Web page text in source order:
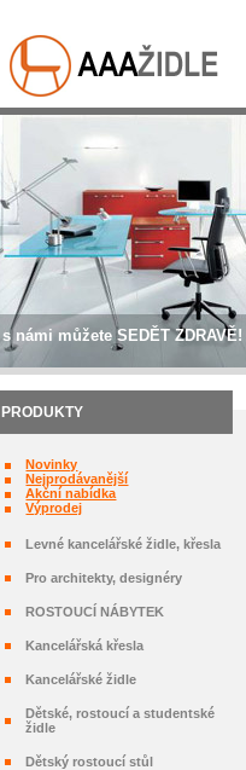
s námi můžete SEDĚT ZDRAVĚ!
PRODUKTY
Novinky
Nejprodávanější
Akční nabídka
Výprodej
Levné kancelářské židle, křesla
Pro architekty, designéry
ROSTOUCÍ NÁBYTEK
Kancelářská křesla
Kancelářské židle
Dětské, rostoucí a studentské
židle
Dětský rostoucí stůl